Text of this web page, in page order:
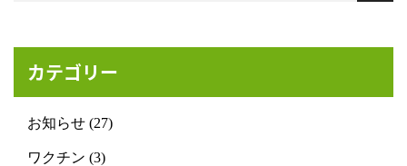
カテゴリー
お知らせ (27)
ワクチン (3)